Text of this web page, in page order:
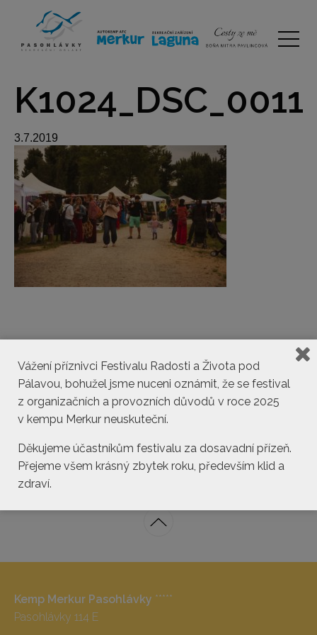
K1024_DSC_0011
3.7.2019
kemp@pasohlavky.cz
Kemp Merkur Pasohlávky *****
Pasohlávky 114 E
Vážení příznivci Festivalu Radosti a Života pod
Pálavou, bohužel jsme nuceni oznámit, že se festival
z organizačních a provozních důvodů v roce 2025
v kempu Merkur neuskuteční.
Děkujeme účastníkům festivalu za dosavadní přízeň.
Přejeme všem krásný zbytek roku, především klid a
zdraví.